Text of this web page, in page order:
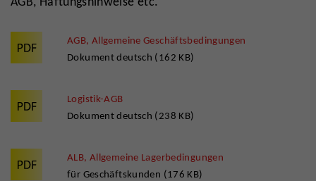
AGB, Allgemeine Geschäftsbedingungen
Dokument deutsch (162 KB)
Logistik-AGB
Dokument deutsch (238 KB)
ALB, Allgemeine Lagerbedingungen
für Geschäftskunden (176 KB)